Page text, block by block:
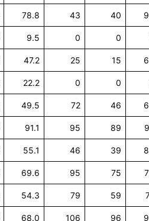
78.8 43 40
9.5 0 0
47.2 25 15
22.2 0 0
49.5 72 46
91.1 95 89
55.1 46 39
69.6 95 75
54.3 79 59
68.0 106 96